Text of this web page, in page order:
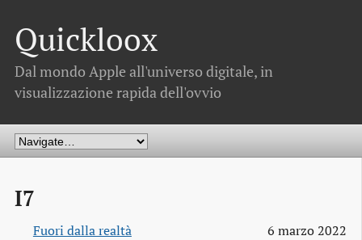
Quickloox
Dal mondo Apple all'universo digitale, in
visualizzazione rapida dell'ovvio
I7
Fuori dalla realtà
6 marzo 2022